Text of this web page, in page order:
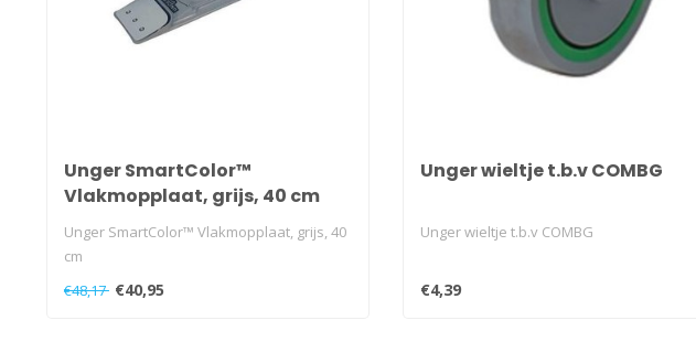
Unger SmartColor™
Vlakmopplaat, grijs, 40 cm
Unger SmartColor™ Vlakmopplaat, grijs, 40
cm
€48,17 €40,95
Unger wieltje t.b.v COMBG
Unger wieltje t.b.v COMBG
€4,39